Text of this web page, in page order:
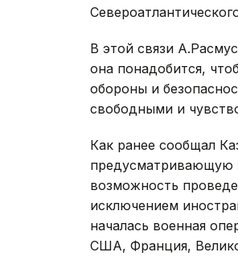
В этой связи
она понадобится,
обороны и
свободными и
Как ранее сообщал
предусматривающую
возможность
исключением
началась военная
США, Франция,